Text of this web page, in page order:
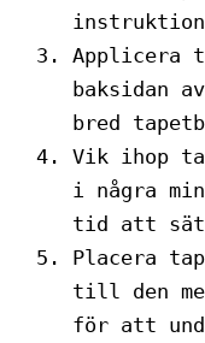
Applicera
baksidan
bred
Vik ihop
i några
tid att
Placera
till den
för att